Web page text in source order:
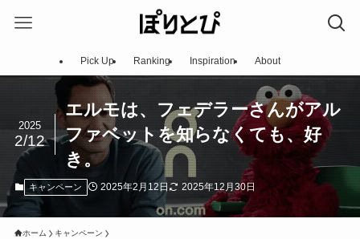
Pick Up Ranking Inspiration About
エルモは、フェデラーさんがアル
ファベットを知らなくても、好
き。
2025
2/12
キャンペーン 2025年2月12日 2025年12月30日
ホーム キャンペーン